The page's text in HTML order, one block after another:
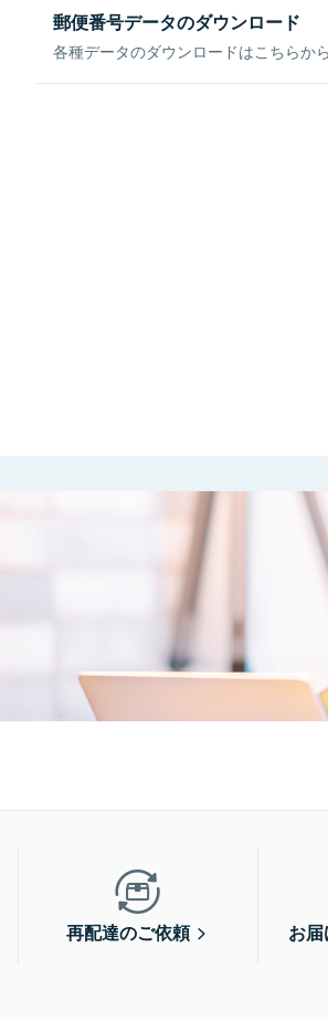
郵便番号データのダウンロード
各種データのダウンロードはこちらか
再配達のご依頼 お